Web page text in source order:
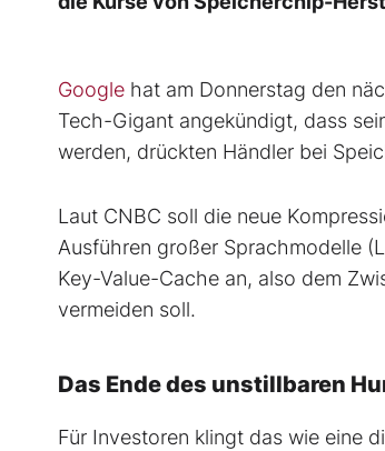
Google hat am Donnerstag den
Tech-Gigant angekündigt, dass
werden, drückten Händler bei
Laut CNBC soll die neue
Ausführen großer Sprachmodelle
Key-Value-Cache an, also dem
vermeiden soll.
Das Ende des unstillbaren
Für Investoren klingt das wie eine